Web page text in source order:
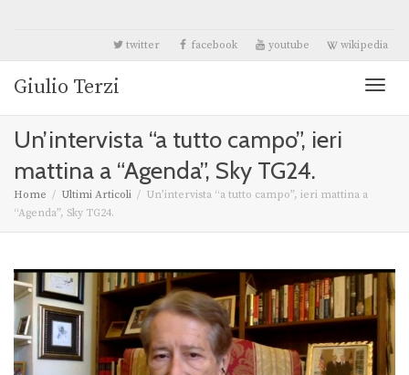
twitter facebook youtube wikipedia
Giulio Terzi
Un’intervista “a tutto campo”, ieri
mattina a “Agenda”, Sky TG24.
Home Ultimi Articoli
Un’intervista “a tutto campo”, ieri mattina a
“Agenda”, Sky TG24.